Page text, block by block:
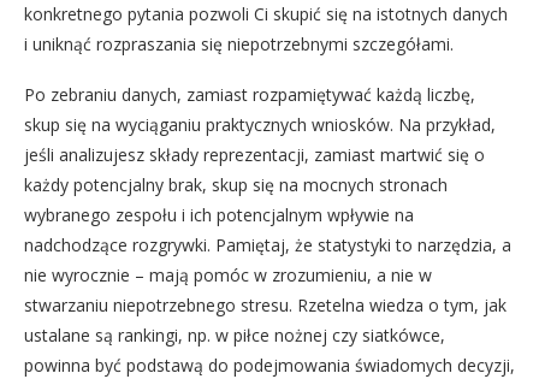
konkretnego pytania pozwoli Ci skupić się na istotnych danych
i uniknąć rozpraszania się niepotrzebnymi szczegółami.
Po zebraniu danych, zamiast rozpamiętywać każdą liczbę,
skup się na wyciąganiu praktycznych wniosków. Na przykład,
jeśli analizujesz składy reprezentacji, zamiast martwić się o
każdy potencjalny brak, skup się na mocnych stronach
wybranego zespołu i ich potencjalnym wpływie na
nadchodzące rozgrywki. Pamiętaj, że statystyki to narzędzia, a
nie wyrocznie – mają pomóc w zrozumieniu, a nie w
stwarzaniu niepotrzebnego stresu. Rzetelna wiedza o tym, jak
ustalane są rankingi, np. w piłce nożnej czy siatkówce,
powinna być podstawą do podejmowania świadomych decyzji,